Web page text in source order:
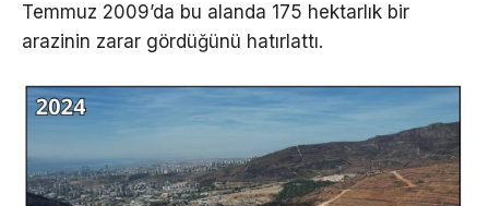
Temmuz 2009’da bu alanda 175 hektarlık bir
arazinin zarar gördüğünü hatırlattı.